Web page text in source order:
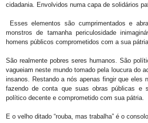
cidadania. Envolvidos numa capa de solidários
Esses elementos são cumprimentados e
monstros de tamanha periculosidade
homens públicos comprometidos com a sua
São realmente pobres seres humanos. São
vagueiam neste mundo tomado pela loucura do
insanos. Restando a nós apenas fingir que eles
fazendo de conta que suas obras públicas e
político decente e comprometido com sua pátria.
E o velho ditado “rouba, mas trabalha” é o